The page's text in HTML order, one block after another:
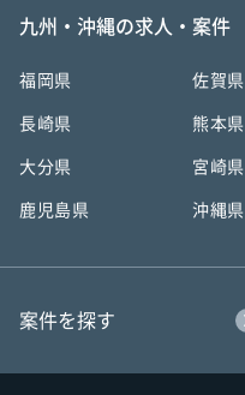
九州・沖縄の求人・案件
福岡県 佐賀県
長崎県 熊本県
大分県 宮崎県
鹿児島県 沖縄県
案件を探す